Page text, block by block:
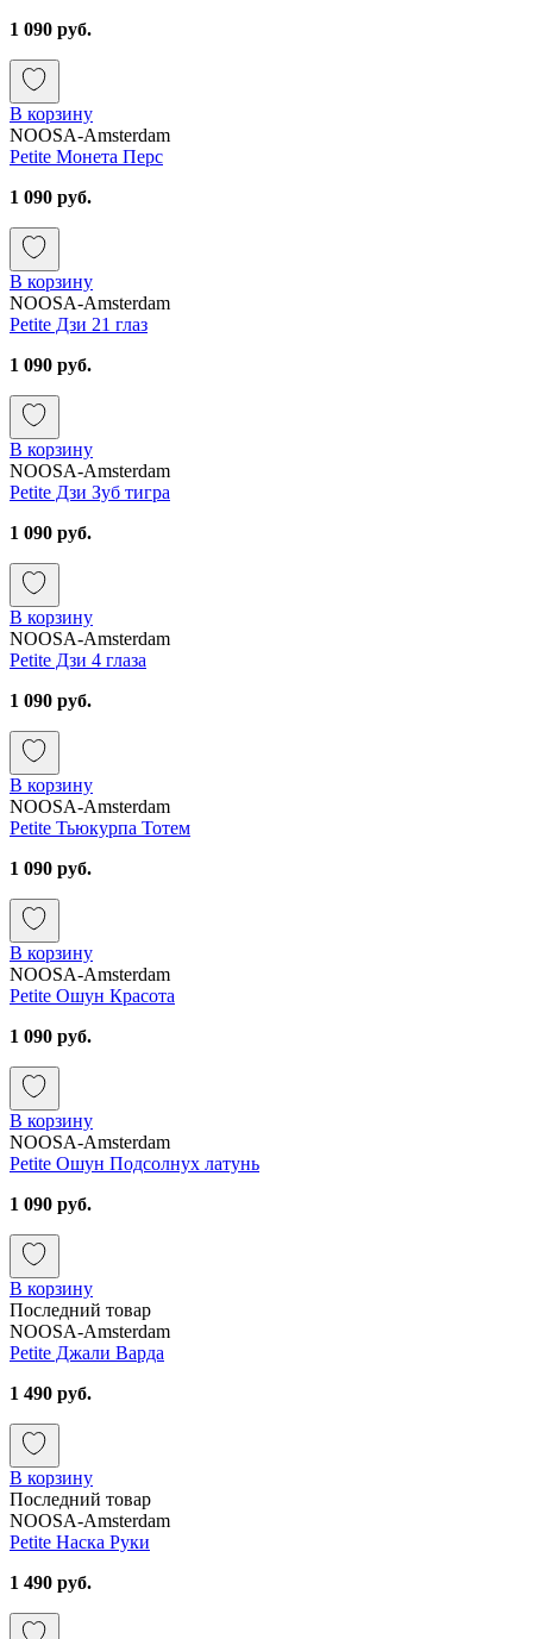
1 090 руб.
В корзину
NOOSA-Amsterdam
Petite Монета Перс
1 090 руб.
В корзину
NOOSA-Amsterdam
Petite Дзи 21 глаз
1 090 руб.
В корзину
NOOSA-Amsterdam
Petite Дзи Зуб тигра
1 090 руб.
В корзину
NOOSA-Amsterdam
Petite Дзи 4 глаза
1 090 руб.
В корзину
NOOSA-Amsterdam
Petite Тьюкурпа Тотем
1 090 руб.
В корзину
NOOSA-Amsterdam
Petite Ошун Красота
1 090 руб.
В корзину
NOOSA-Amsterdam
Petite Ошун Подсолнух латунь
1 090 руб.
В корзину
Последний товар
NOOSA-Amsterdam
Petite Джали Варда
1 490 руб.
В корзину
Последний товар
NOOSA-Amsterdam
Petite Наска Руки
1 490 руб.